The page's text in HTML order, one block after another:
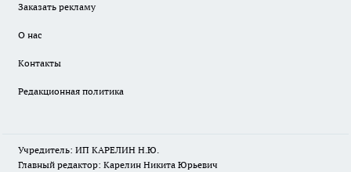
Заказать рекламу
О нас
Контакты
Редакционная политика
Учредитель: ИП КАРЕЛИН Н.Ю.
Главный редактор: Карелин Никита Юрьевич